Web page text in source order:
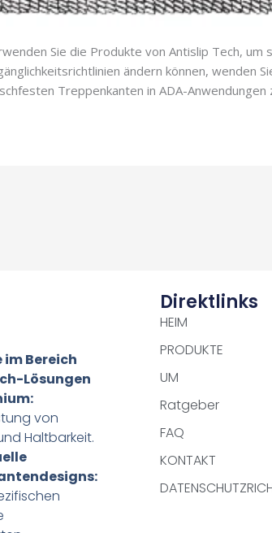
Sie die Produkte von Antislip Tech,
ändern können, wenden
Treppenkanten in ADA-Anwendungen
im Bereich
Lösungen
von
Haltbarkeit.
Direktlinks
HEIM
PRODUKTE
UM
Ratgeber
FAQ
KONTAKT